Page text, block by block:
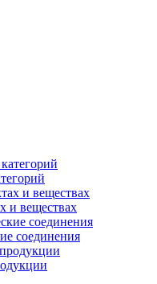
и веществах
соединения